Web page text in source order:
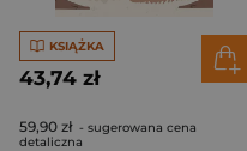
KSIĄŻKA
43,74 zł
59,90 zł - sugerowana cena
detaliczna